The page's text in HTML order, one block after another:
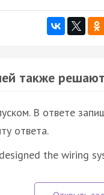
также
В ответе
ответа.
designed the wiring